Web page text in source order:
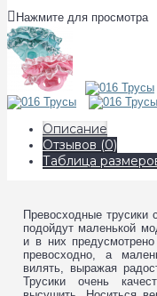
Нажмите для просмотра
Описание
Отзывов (0)
Таблица
Превосходные трусики
подойдут маленькой
и в них
превосходно, а
вилять, выражая
Трусики очень